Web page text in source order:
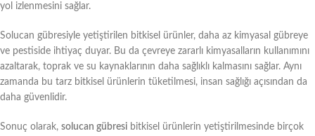
yol izlenmesini sağlar.
Solucan gübresiyle yetiştirilen bitkisel ürünler, daha az kimyasal gübreye
ve pestiside ihtiyaç duyar. Bu da çevreye zararlı kimyasalların kullanımını
azaltarak, toprak ve su kaynaklarının daha sağlıklı kalmasını sağlar. Aynı
zamanda bu tarz bitkisel ürünlerin tüketilmesi, insan sağlığı açısından da
daha güvenlidir.
Sonuç olarak, solucan gübresi bitkisel ürünlerin yetiştirilmesinde birçok